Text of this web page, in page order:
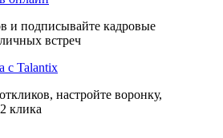
и подписывайте кадровые
встреч
с Talantix
настройте воронку,
клика